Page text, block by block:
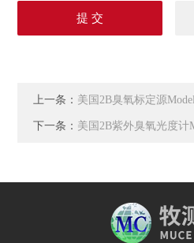
上一条： 美国2B臭氧标定源
下一条： 美国2B紫外臭氧光度计